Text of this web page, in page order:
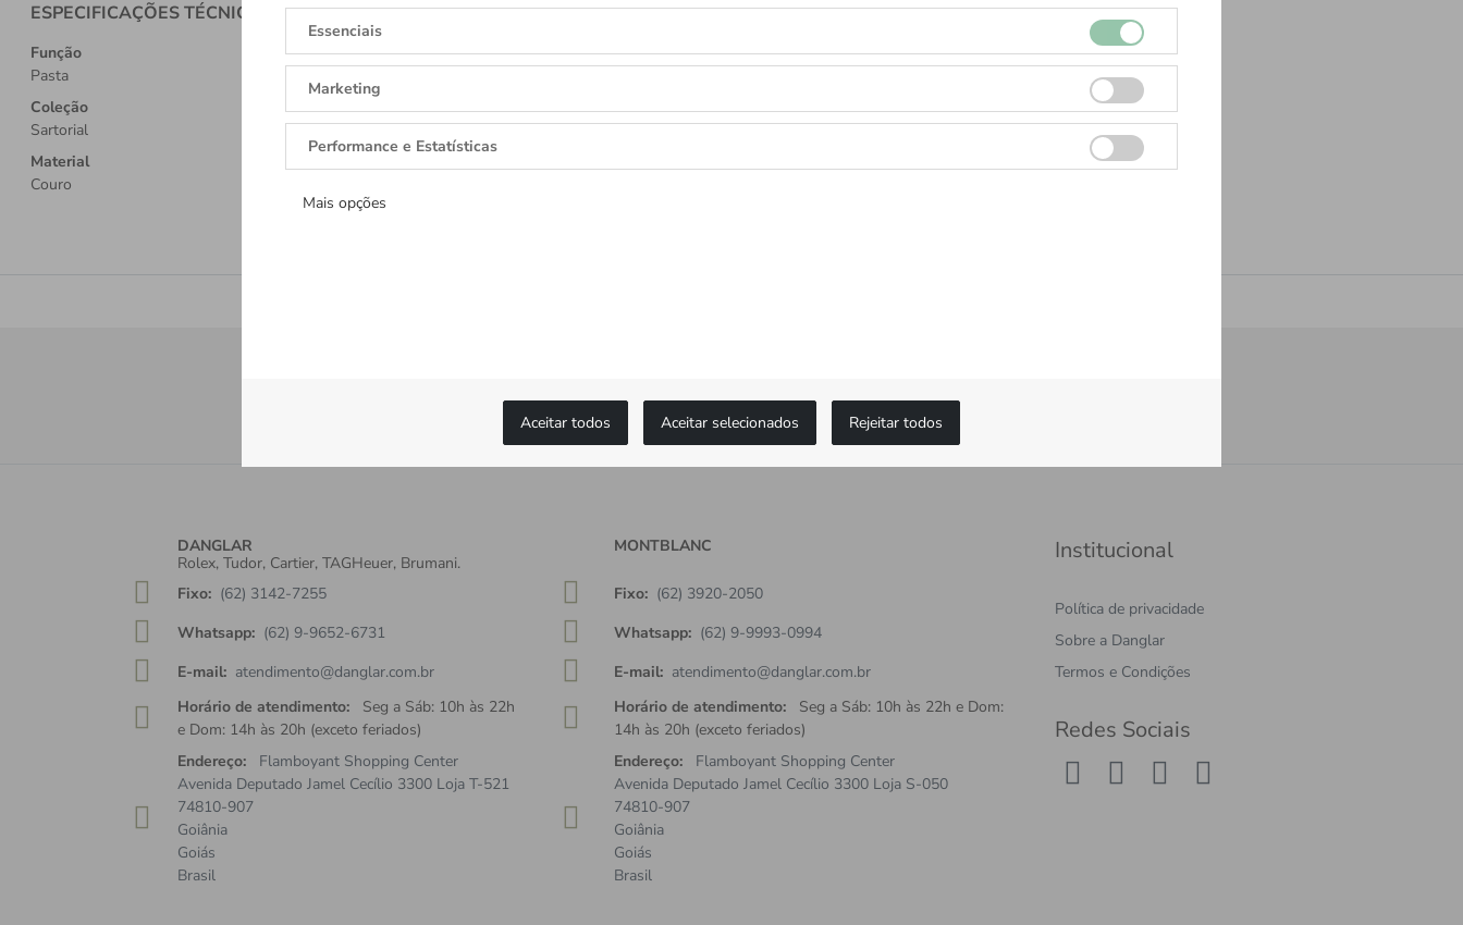
Essenciais
Marketing
Performance e Estatísticas
Mais opções
Aceitar todos Aceitar selecionados Rejeitar todos
ESPECIFICAÇÕES TÉCNICAS
Função
Pasta
Coleção
Sartorial
Material
Couro
Cadastre-se e receba ofertas exclusivas.
DANGLAR
Rolex, Tudor, Cartier, TAGHeuer, Brumani.
Fixo: (62) 3142-7255
Whatsapp: (62) 9-9652-6731
E-mail: atendimento@danglar.com.br
Horário de atendimento:
Seg a Sáb: 10h às 22h
e Dom: 14h às 20h (exceto feriados)
Endereço:
Flamboyant Shopping Center
Avenida Deputado Jamel Cecílio 3300 Loja T-521
74810-907
Goiânia
Goiás
Brasil
MONTBLANC
Fixo: (62) 3920-2050
Whatsapp: (62) 9-9993-0994
E-mail: atendimento@danglar.com.br
Horário de atendimento:
Seg a Sáb: 10h às 22h e Dom:
14h às 20h (exceto feriados)
Endereço:
Flamboyant Shopping Center
Avenida Deputado Jamel Cecílio 3300 Loja S-050
74810-907
Goiânia
Goiás
Brasil
Institucional
Política de privacidade
Sobre a Danglar
Termos e Condições
Redes Sociais